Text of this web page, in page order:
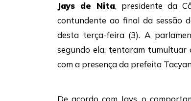
Jays de Nita, presidente da
contundente ao final da sessão
desta terça-feira (3). A
segundo ela, tentaram
com a presença da prefeita
De acordo com Jays, o